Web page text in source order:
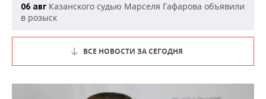
06 авг Казанского судью Марселя Гафарова объявили
в розыск
ВСЕ НОВОСТИ ЗА СЕГОДНЯ